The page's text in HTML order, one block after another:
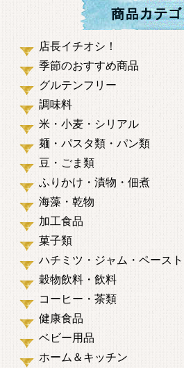
店長イチオシ！
季節のおすすめ商品
グルテンフリー
調味料
米・小麦・シリアル
麺・パスタ類・パン類
豆・ごま類
ふりかけ・漬物・佃煮
海藻・乾物
加工食品
菓子類
ハチミツ・ジャム・ペースト
穀物飲料・飲料
コーヒー・茶類
健康食品
ベビー用品
ホーム＆キッチン